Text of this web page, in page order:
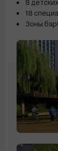
8
18
Зоны